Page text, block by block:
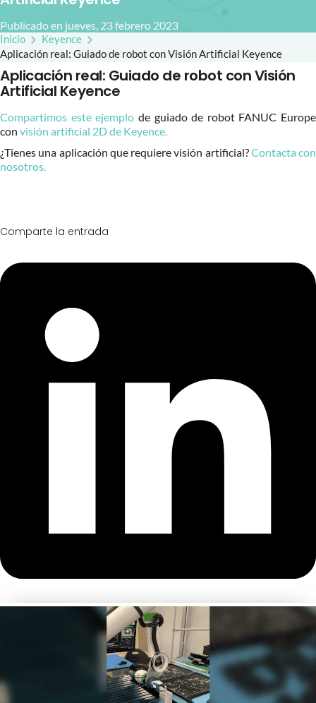
Publicado en jueves, 23 febrero 2023
Inicio
Keyence
Aplicación real: Guiado de robot con Visión Artificial Keyence
Aplicación real: Guiado de robot con Visión
Artificial Keyence
Compartimos este ejemplo de guiado de robot FANUC Europe
con visión artificial 2D de Keyence.
¿Tienes una aplicación que requiere visión artificial?Contacta con
nosotros.
Comparte la entrada